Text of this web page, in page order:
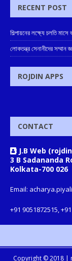
RECENT POST
শিল্পায়নের লক্ষ্যে চলতি
লোকতন্ত্র সেনানীদের সম্মান
ROJDIN APPS
CONTACT
J.B Web
3 B Sadananda
Kolkata-700 026
Email:
+91 9051872515,
Copyright © 2018 |